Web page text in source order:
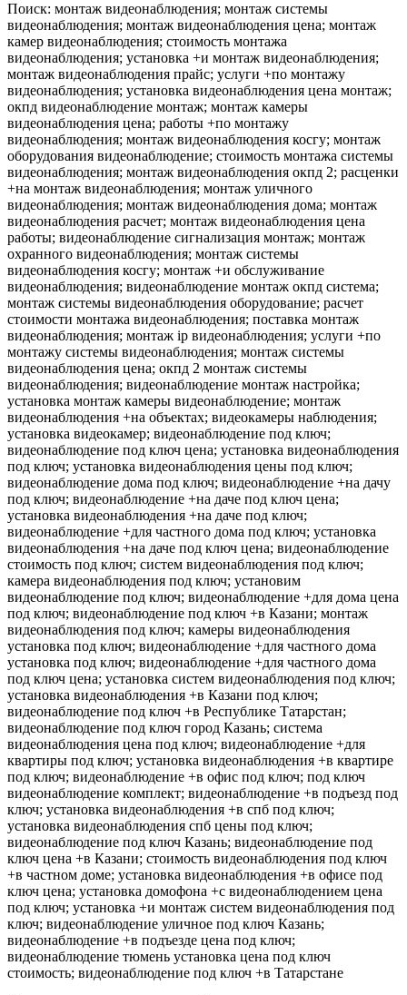
Поиск: монтаж видеонаблюдения; монтаж системы
видеонаблюдения; монтаж видеонаблюдения цена; монтаж
камер видеонаблюдения; стоимость монтажа
видеонаблюдения; установка +и монтаж видеонаблюдения;
монтаж видеонаблюдения прайс; услуги +по монтажу
видеонаблюдения; установка видеонаблюдения цена монтаж;
окпд видеонаблюдение монтаж; монтаж камеры
видеонаблюдения цена; работы +по монтажу
видеонаблюдения; монтаж видеонаблюдения косгу; монтаж
оборудования видеонаблюдение; стоимость монтажа системы
видеонаблюдения; монтаж видеонаблюдения окпд 2; расценки
+на монтаж видеонаблюдения; монтаж уличного
видеонаблюдения; монтаж видеонаблюдения дома; монтаж
видеонаблюдения расчет; монтаж видеонаблюдения цена
работы; видеонаблюдение сигнализация монтаж; монтаж
охранного видеонаблюдения; монтаж системы
видеонаблюдения косгу; монтаж +и обслуживание
видеонаблюдения; видеонаблюдение монтаж окпд система;
монтаж системы видеонаблюдения оборудование; расчет
стоимости монтажа видеонаблюдения; поставка монтаж
видеонаблюдения; монтаж ip видеонаблюдения; услуги +по
монтажу системы видеонаблюдения; монтаж системы
видеонаблюдения цена; окпд 2 монтаж системы
видеонаблюдения; видеонаблюдение монтаж настройка;
установка монтаж камеры видеонаблюдение; монтаж
видеонаблюдения +на объектах; видеокамеры наблюдения;
установка видеокамер; видеонаблюдение под ключ;
видеонаблюдение под ключ цена; установка видеонаблюдения
под ключ; установка видеонаблюдения цены под ключ;
видеонаблюдение дома под ключ; видеонаблюдение +на дачу
под ключ; видеонаблюдение +на даче под ключ цена;
установка видеонаблюдения +на даче под ключ;
видеонаблюдение +для частного дома под ключ; установка
видеонаблюдения +на даче под ключ цена; видеонаблюдение
стоимость под ключ; систем видеонаблюдения под ключ;
камера видеонаблюдения под ключ; установим
видеонаблюдение под ключ; видеонаблюдение +для дома цена
под ключ; видеонаблюдение под ключ +в Казани; монтаж
видеонаблюдения под ключ; камеры видеонаблюдения
установка под ключ; видеонаблюдение +для частного дома
установка под ключ; видеонаблюдение +для частного дома
под ключ цена; установка систем видеонаблюдения под ключ;
установка видеонаблюдения +в Казани под ключ;
видеонаблюдение под ключ +в Республике Татарстан;
видеонаблюдение под ключ город Казань; система
видеонаблюдения цена под ключ; видеонаблюдение +для
квартиры под ключ; установка видеонаблюдения +в квартире
под ключ; видеонаблюдение +в офис под ключ; под ключ
видеонаблюдение комплект; видеонаблюдение +в подъезд под
ключ; установка видеонаблюдения +в спб под ключ;
установка видеонаблюдения спб цены под ключ;
видеонаблюдение под ключ Казань; видеонаблюдение под
ключ цена +в Казани; стоимость видеонаблюдения под ключ
+в частном доме; установка видеонаблюдения +в офисе под
ключ цена; установка домофона +с видеонаблюдением цена
под ключ; установка +и монтаж систем видеонаблюдения под
ключ; видеонаблюдение уличное под ключ Казань;
видеонаблюдение +в подъезде цена под ключ;
видеонаблюдение тюмень установка цена под ключ
стоимость; видеонаблюдение под ключ +в Татарстане